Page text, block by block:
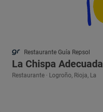
Restaurante Guía Repsol
La Chispa Adecuada
Restaurante · Logroño, Rioja, La